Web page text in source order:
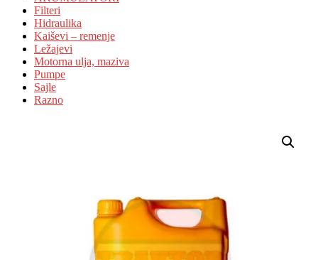
Filteri
Hidraulika
Kaiševi – remenje
Ležajevi
Motorna ulja, maziva
Pumpe
Sajle
Razno